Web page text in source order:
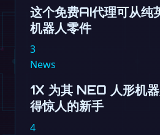
这个免费AI代理可从纯
机器人零件
3
News
1X 为其 NEO 人形机
得惊人的新手
4